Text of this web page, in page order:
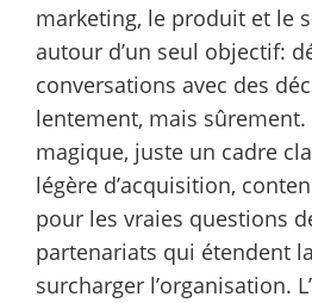
marketing, le produit et le
autour d’un seul objectif:
conversations avec des
lentement, mais sûrement.
magique, juste un cadre
légère d’acquisition,
pour les vraies questions
partenariats qui étendent
surcharger l’organisation.